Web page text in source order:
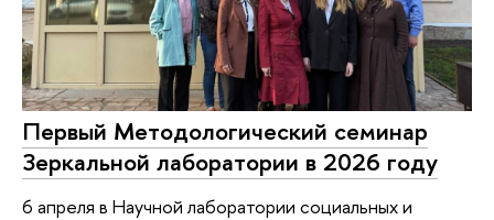
Первый Методологический семинар
Зеркальной лаборатории в 2026 году
6 апреля в Научной лаборатории социальных и